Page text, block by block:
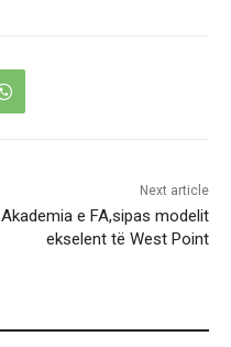
Next article
Akademia e FA,sipas modelit
ekselent të West Point